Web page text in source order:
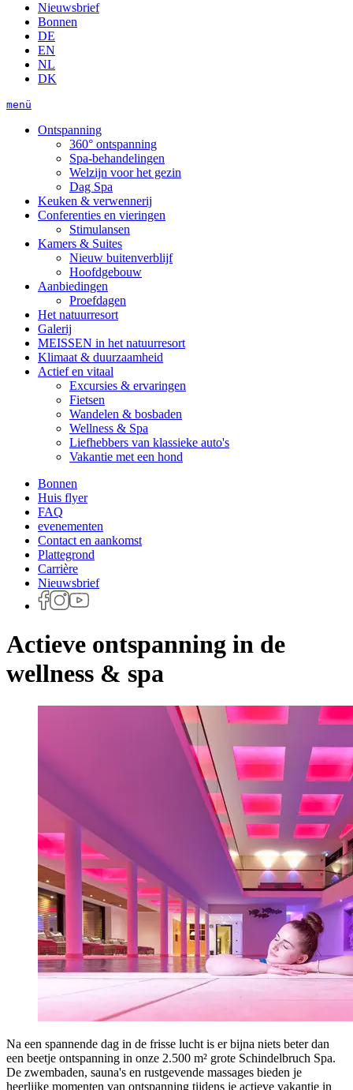
Nieuwsbrief
Bonnen
DE
EN
NL
DK
menü
Ontspanning
360° ontspanning
Spa-behandelingen
Welzijn voor het gezin
Dag Spa
Keuken & verwennerij
Conferenties en vieringen
Stimulansen
Kamers & Suites
Nieuw buitenverblijf
Hoofdgebouw
Aanbiedingen
Proefdagen
Het natuurresort
Galerij
MEISSEN in het natuurresort
Klimaat & duurzaamheid
Actief en vitaal
Excursies & ervaringen
Fietsen
Wandelen & bosbaden
Wellness & Spa
Liefhebbers van klassieke auto's
Vakantie met een hond
Bonnen
Huis flyer
FAQ
evenementen
Contact en aankomst
Plattegrond
Carrière
Nieuwsbrief
Actieve ontspanning in de
wellness & spa
Na een spannende dag in de frisse lucht is er bijna niets beter dan
een beetje ontspanning in onze 2.500 m² grote Schindelbruch Spa.
De zwembaden, sauna's en rustgevende massages bieden je
heerlijke momenten van ontspanning tijdens je actieve vakantie in